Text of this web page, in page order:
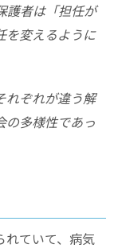
護者は「担任が
を変えるように
れぞれが違う解
の多様性であっ
れていて、病気